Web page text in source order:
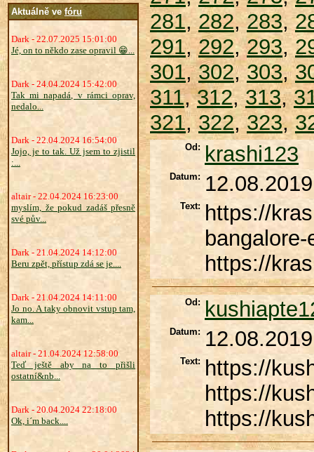
Aktuálně ve fóru
Dark - 22.07.2025 15:01:00
Jé, on to někdo zase opravil 😁...
Dark - 24.04.2024 15:42:00
Tak mi napadá, v rámci oprav,
nedalo...
Dark - 22.04.2024 16:54:00
Jojo, je to tak. Už jsem to zjistil
:...
altair - 22.04.2024 16:23:00
myslím, že pokud zadáš přesně
své pův...
Dark - 21.04.2024 14:12:00
Beru zpět, přístup zdá se je....
Dark - 21.04.2024 14:11:00
Jo no. A taky obnovit vstup tam,
kam...
altair - 21.04.2024 12:58:00
Teď ještě aby na to přišli
ostatní&nb...
Dark - 20.04.2024 22:18:00
Ok, i´m back....
281,282,283,
291,292,293,
301,302,303,
311,312,313,
321,322,323,
Od: krashi123
Datum: 12.08.2019
Text:
https://
https://
Od:
Datum: 12.08.2019
Text:
https://
https://
https://